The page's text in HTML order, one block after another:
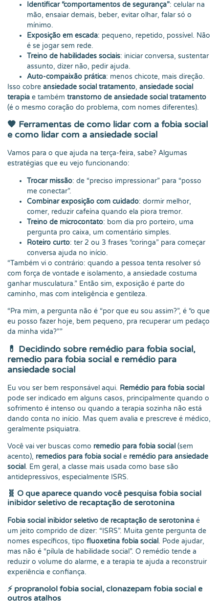
Identificar “comportamentos de segurança”: celular na
mão, ensaiar demais, beber, evitar olhar, falar só o
mínimo.
Exposição em escada: pequeno, repetido, possível. Não
é se jogar sem rede.
Treino de habilidades sociais: iniciar conversa, sustentar
assunto, dizer não, pedir ajuda.
Auto-compaixão prática: menos chicote, mais direção.
Isso cobre ansiedade social tratamento, ansiedade social
terapia e também transtorno de ansiedade social tratamento
(é o mesmo coração do problema, com nomes diferentes).
🧡 Ferramentas de como lidar com a fobia social
e como lidar com a ansiedade social
Vamos para o que ajuda na terça-feira, sabe? Algumas
estratégias que eu vejo funcionando:
Trocar missão: de “preciso impressionar” para “posso
me conectar”.
Combinar exposição com cuidado: dormir melhor,
comer, reduzir cafeína quando ela piora tremor.
Treino de microcontato: bom dia pro porteiro, uma
pergunta pro caixa, um comentário simples.
Roteiro curto: ter 2 ou 3 frases “coringa” para começar
conversa ajuda no início.
“Também vi o contrário: quando a pessoa tenta resolver só
com força de vontade e isolamento, a ansiedade costuma
ganhar musculatura.” Então sim, exposição é parte do
caminho, mas com inteligência e gentileza.
“Pra mim, a pergunta não é “por que eu sou assim?”, é “o que
eu posso fazer hoje, bem pequeno, pra recuperar um pedaço
da minha vida?””
💊 Decidindo sobre remédio para fobia social,
remedio para fobia social e remédio para
ansiedade social
Eu vou ser bem responsável aqui. Remédio para fobia social
pode ser indicado em alguns casos, principalmente quando o
sofrimento é intenso ou quando a terapia sozinha não está
dando conta no início. Mas quem avalia e prescreve é médico,
geralmente psiquiatra.
Você vai ver buscas como remedio para fobia social (sem
acento), remedios para fobia social e remédio para ansiedade
social. Em geral, a classe mais usada como base são
antidepressivos, especialmente ISRS.
🧬 O que aparece quando você pesquisa fobia social
inibidor seletivo de recaptação de serotonina
Fobia social inibidor seletivo de recaptação de serotonina é
um jeito comprido de dizer: “ISRS”. Muita gente pergunta de
nomes específicos, tipo fluoxetina fobia social. Pode ajudar,
mas não é “pílula de habilidade social”. O remédio tende a
reduzir o volume do alarme, e a terapia te ajuda a reconstruir
experiência e confiança.
⚡ propranolol fobia social, clonazepam fobia social e
outros atalhos